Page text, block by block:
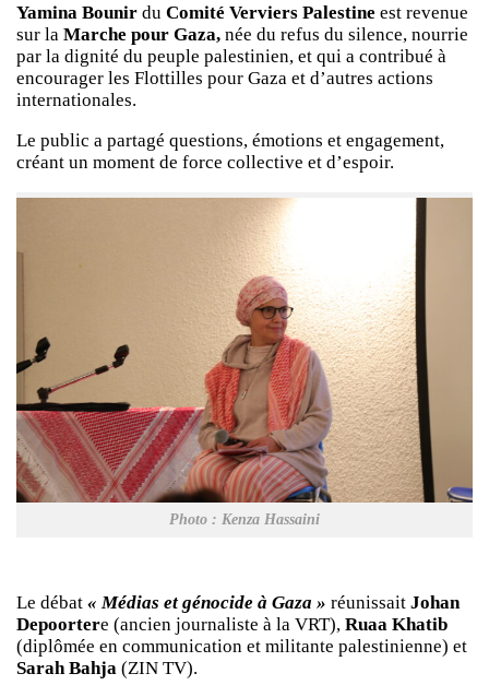
Yamina Bounir du Comité Verviers Palestine est revenue
sur la Marche pour Gaza, née du refus du silence, nourrie
par la dignité du peuple palestinien, et qui a contribué à
encourager les Flottilles pour Gaza et d’autres actions
internationales.
Le public a partagé questions, émotions et engagement,
créant un moment de force collective et d’espoir.
Photo : Kenza Hassaini
Le débat « Médias et génocide à Gaza » réunissait Johan
Depoortere (ancien journaliste à la VRT), Ruaa Khatib
(diplômée en communication et militante palestinienne) et
Sarah Bahja (ZIN TV).